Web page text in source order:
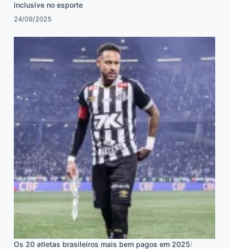
inclusive no esporte
24/09/2025
Os 20 atletas brasileiros mais bem pagos em 2025: